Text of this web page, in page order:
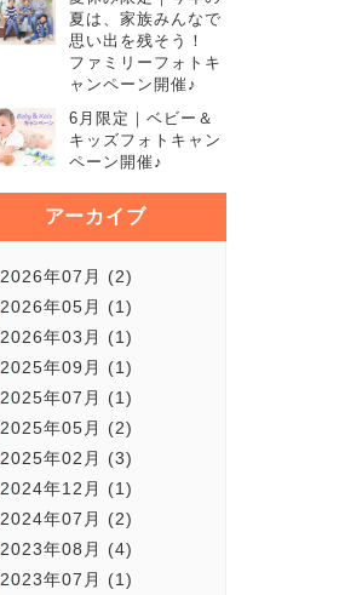
夏は、家族みんなで
思い出を残そう！
ファミリーフォトキ
ャンペーン開催♪
6月限定｜ベビー＆
キッズフォトキャン
ペーン開催♪
アーカイブ
2026年07月 (2)
2026年05月 (1)
2026年03月 (1)
2025年09月 (1)
2025年07月 (1)
2025年05月 (2)
2025年02月 (3)
2024年12月 (1)
2024年07月 (2)
2023年08月 (4)
2023年07月 (1)